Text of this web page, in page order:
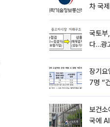
차 국
국토부
다…광
장기요
7명 “
보건
국에